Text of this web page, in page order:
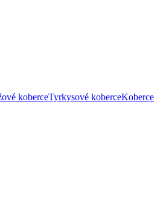
koberceTyrkysové koberceKoberce